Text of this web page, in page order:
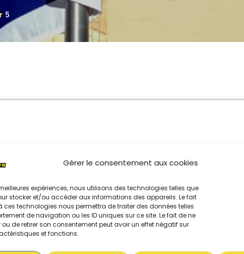
Gérer le consentement aux cookies
expériences, nous utilisons des technologies telles que
stocker et/ou accéder aux informations des appareils. Le fait
ces technologies nous permettra de traiter des données telles
de navigation ou les ID uniques sur ce site. Le fait de ne
de retirer son consentement peut avoir un effet négatif sur
et fonctions.
5